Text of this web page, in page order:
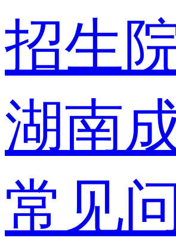
招生
湖南
常见